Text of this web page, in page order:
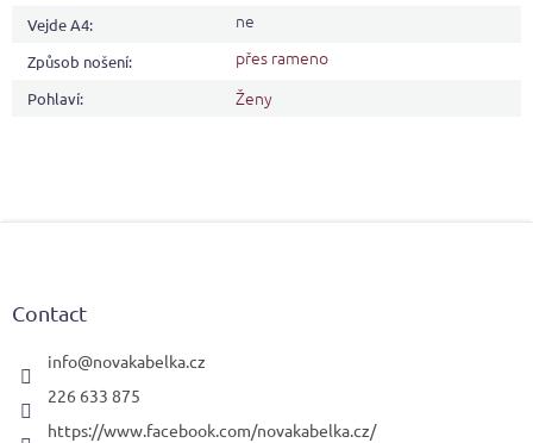
Vejde A4: ne
Způsob nošení: přes rameno
Pohlaví: Ženy
Contact
info@novakabelka.cz
226 633 875
https://www.facebook.com/novakabelka.cz/